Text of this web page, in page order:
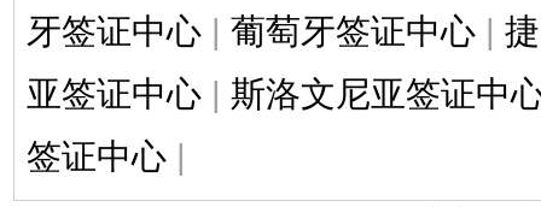
牙签证中心 | 葡萄牙签证中心 |
亚签证中心 | 斯洛文尼亚签证中
签证中心 |